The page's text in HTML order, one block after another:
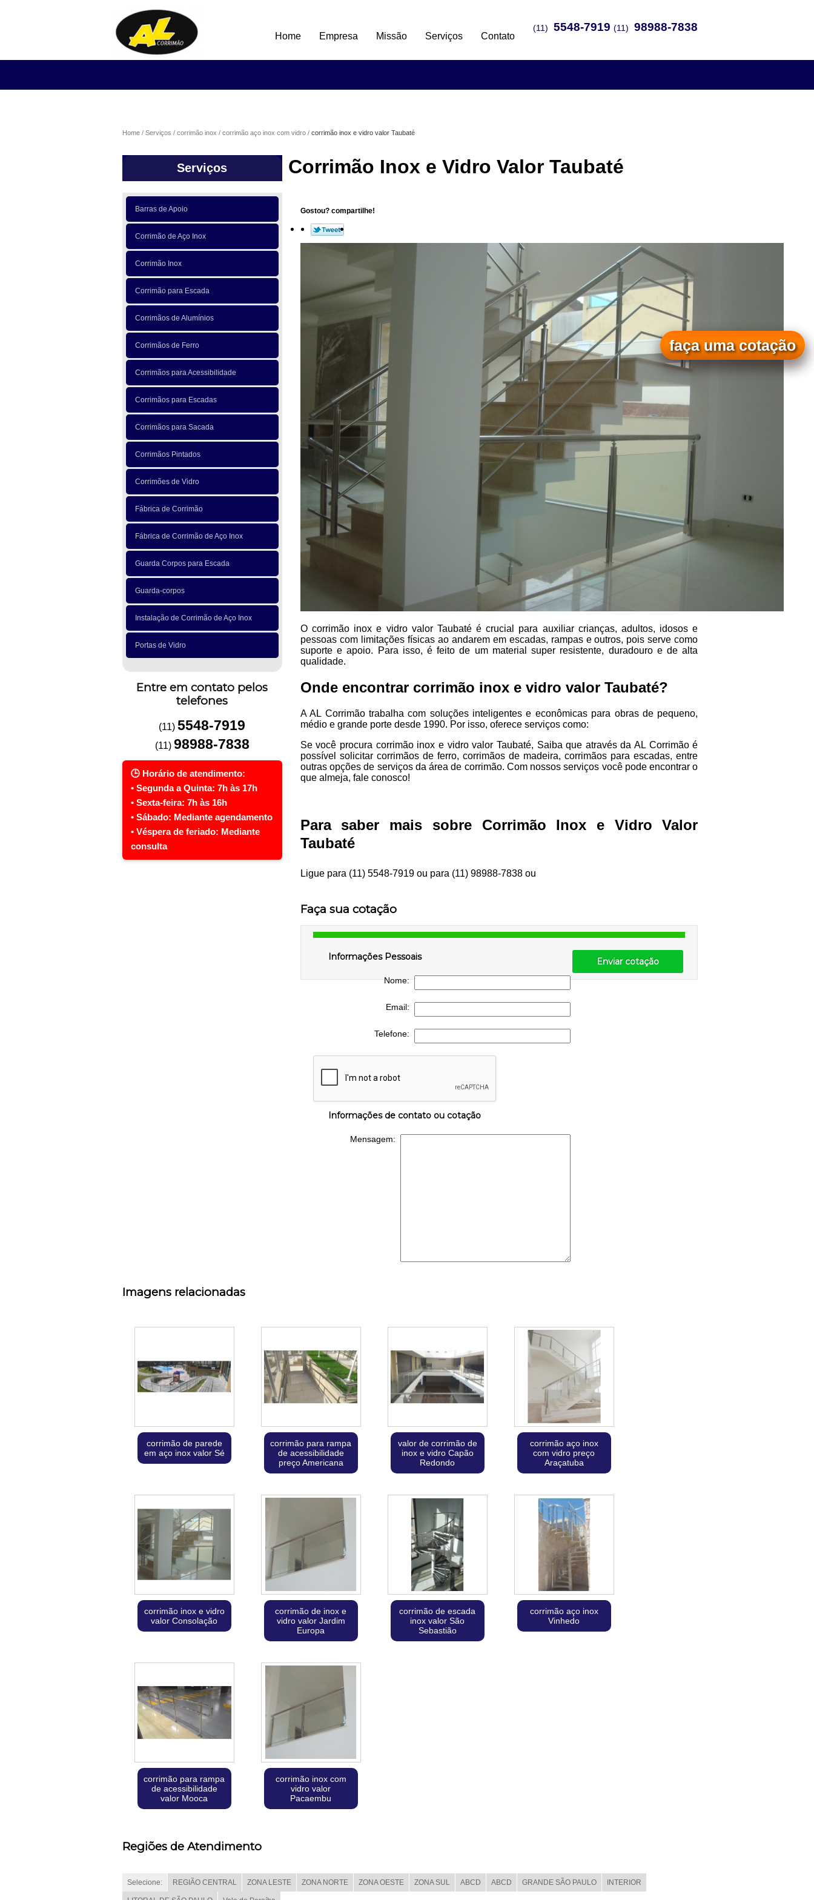
(11) 5548-7919 (11) 98988-7838
Home Empresa Missão Serviços Contato
Home Serviços corrimão inox corrimão aço inox com vidro corrimão inox e vidro valor Taubaté
Serviços
Barras de Apoio
Corrimão de Aço Inox
Corrimão Inox
Corrimão para Escada
Corrimãos de Alumínios
Corrimãos de Ferro
Corrimãos para Acessibilidade
Corrimãos para Escadas
Corrimãos para Sacada
Corrimãos Pintados
Corrimões de Vidro
Fábrica de Corrimão
Fábrica de Corrimão de Aço Inox
Guarda Corpos para Escada
Guarda-corpos
Instalação de Corrimão de Aço Inox
Portas de Vidro
Entre em contato pelos
telefones
(11)5548-7919
(11) 98988-7838
Corrimão Inox e Vidro Valor Taubaté
Gostou? compartilhe!
O corrimão inox e vidro valor Taubaté é crucial para auxiliar crianças, adultos, idosos e
pessoas com limitações físicas ao andarem em escadas, rampas e outros, pois serve como
suporte e apoio. Para isso, é feito de um material super resistente, duradouro e de alta
qualidade.
Onde encontrar corrimão inox e vidro valor Taubaté?
A AL Corrimão trabalha com soluções inteligentes e econômicas para obras de pequeno,
médio e grande porte desde 1990. Por isso, oferece serviços como:
Se você procura corrimão inox e vidro valor Taubaté, Saiba que através da AL Corrimão é
possível solicitar corrimãos de ferro, corrimãos de madeira, corrimãos para escadas, entre
outras opções de serviços da área de corrimão. Com nossos serviços você pode encontrar o
que almeja, fale conosco!
Para saber mais sobre Corrimão Inox e Vidro Valor
Taubaté
Ligue para (11) 5548-7919ou para (11) 98988-7838ou
faça uma cotação
Faça sua cotação
Informações Pessoais
Nome:
Email:
Telefone:
Informações de contato ou cotação
Mensagem:
Enviar cotação
Imagens relacionadas
corrimão de parede
em aço inox valor Sé
corrimão para rampa
de acessibilidade
preço Americana
valor de corrimão de
inox e vidro Capão
Redondo
corrimão aço inox
com vidro preço
Araçatuba
corrimão inox e vidro
valor Consolação
corrimão de inox e
vidro valor Jardim
Europa
corrimão de escada
inox valor São
Sebastião
corrimão aço inox
Vinhedo
corrimão para rampa
de acessibilidade
valor Mooca
corrimão inox com
vidro valor
Pacaembu
Regiões de Atendimento
Selecione: REGIÃO CENTRAL ZONA LESTE ZONA NORTE ZONA OESTE ZONA SUL ABCD ABCD GRANDE SÃO PAULO INTERIOR